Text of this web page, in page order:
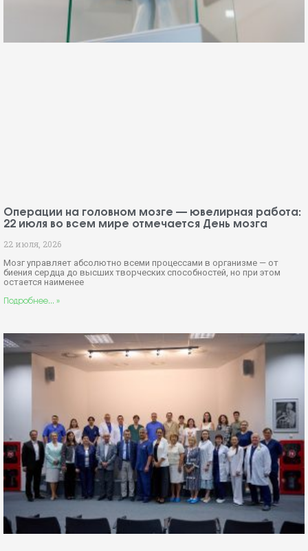
Операции на головном мозге — ювелирная работа:
22 июля во всем мире отмечается День мозга
22 июля, 2026
Мозг управляет абсолютно всеми процессами в организме — от
биения сердца до высших творческих способностей, но при этом
остается наименее
Подробнее... »